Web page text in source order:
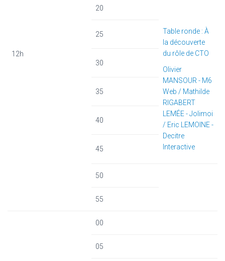
12h
20
25
Table ronde : À
la découverte
du rôle de CTO
Olivier
MANSOUR - M6
Web / Mathilde
RIGABERT
LEMÉE - Jolimoi
/ Eric LEMOINE -
Decitre
Interactive
30
35
40
45
50
55
00
05